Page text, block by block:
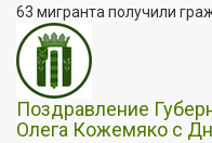
63 мигранта получили
Поздравление
Олега Кожемяко с